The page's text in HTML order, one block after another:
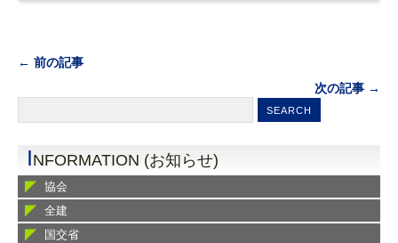
← 前の記事
次の記事 →
INFORMATION (お知らせ)
協会
全建
国交省